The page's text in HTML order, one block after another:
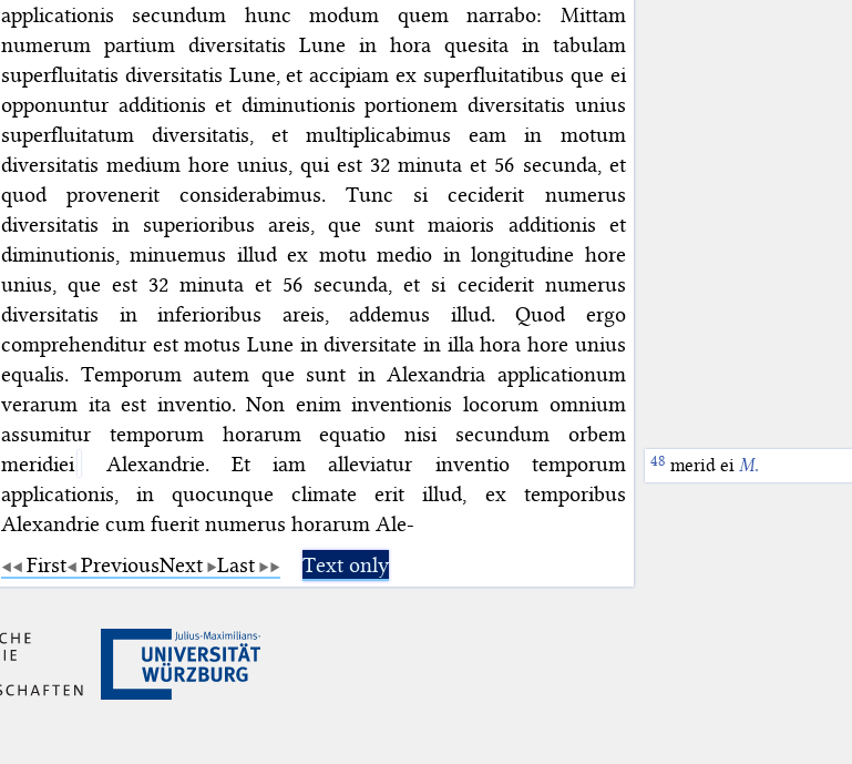
applicationis secundum hunc modum quem narrabo: Mittam
numerum partium diversitatis Lune in hora quesita in tabulam
superfluitatis diversitatis Lune, et accipiam ex superfluitatibus que ei
opponuntur additionis et diminutionis portionem diversitatis unius
superfluitatum diversitatis, et multiplicabimus eam in motum
diversitatis medium hore unius, qui est 32 minuta et 56 secunda, et
quod provenerit considerabimus. Tunc si ceciderit numerus
diversitatis in superioribus areis, que sunt maioris additionis et
diminutionis, minuemus illud ex motu medio in longitudine hore
unius, que est 32 minuta et 56 secunda, et si ceciderit numerus
diversitatis in inferioribus areis, addemus illud. Quod ergo
comprehenditur est motus Lune in diversitate in illa hora hore unius
equalis. Temporum autem que sunt in Alexandria applicationum
verarum ita est inventio. Non enim inventionis locorum omnium
assumitur temporum horarum equatio nisi secundum orbem
meridiei
merid ei M.
Alexandrie. Et iam alleviatur inventio temporum
applicationis, in quocunque climate erit illud, ex temporibus
Alexandrie cum fuerit numerus horarum Ale-
First PreviousNext Last Text only